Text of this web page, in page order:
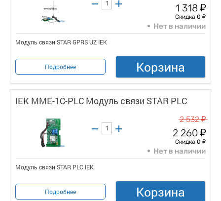
1 318 у
Скидка 0 у
Нет в наличии
Модуль связи STAR GPRS UZ IEK
Подробнее Корзина
IEK MME-1C-PLC Модуль связи STAR PLC
2 532у
2 260 у
Скидка 0 у
Нет в наличии
Модуль связи STAR PLC IEK
Подробнее Корзина